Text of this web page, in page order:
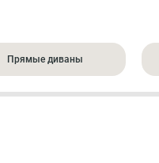
Прямые диваны